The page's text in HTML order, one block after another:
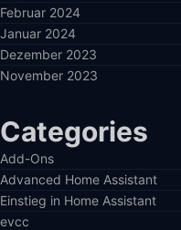
Februar 2024
Januar 2024
Dezember 2023
November 2023
Categories
Add-Ons
Advanced Home Assistant
Einstieg in Home Assistant
evcc